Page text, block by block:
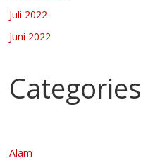
Juli 2022
Juni 2022
Categories
Alam